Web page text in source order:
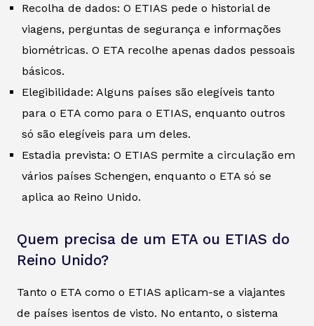
Recolha de dados: O ETIAS pede o historial de
viagens, perguntas de segurança e informações
biométricas. O ETA recolhe apenas dados pessoais
básicos.
Elegibilidade: Alguns países são elegíveis tanto
para o ETA como para o ETIAS, enquanto outros
só são elegíveis para um deles.
Estadia prevista: O ETIAS permite a circulação em
vários países Schengen, enquanto o ETA só se
aplica ao Reino Unido.
Quem precisa de um ETA ou ETIAS do
Reino Unido?
Tanto o ETA como o ETIAS aplicam-se a viajantes
de países isentos de visto. No entanto, o sistema